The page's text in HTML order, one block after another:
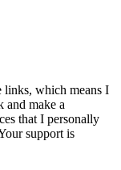
links, which means I
and make a
that I personally
support is